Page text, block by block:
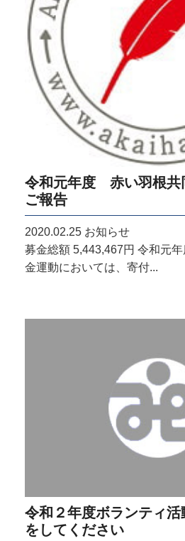
令和元年度 赤い羽根共
ご報告
2020.02.25 お知らせ
募金総額 5,443,467円 令和元
金運動においては、寄付...
令和２年度ボランティ活
をしてください